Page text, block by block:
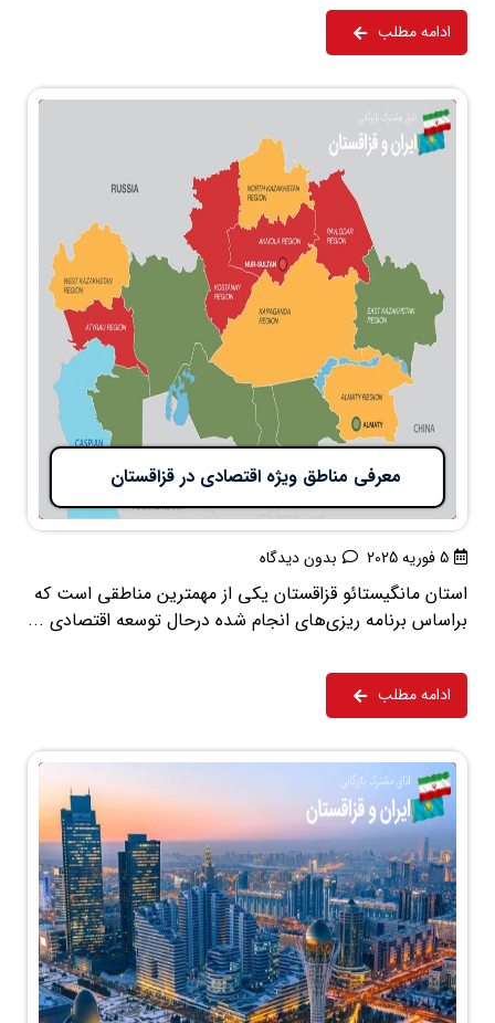
ادامه مطلب
معرفی مناطق ویژه اقتصادی در قزاقستان
5 فوریه 2025 بدون دیدگاه
استان مانگیستائو قزاقستان یکی از مهمترین مناطقی است که
براساس برنامه ریزی‌های انجام شده درحال توسعه اقتصادی ...
ادامه مطلب